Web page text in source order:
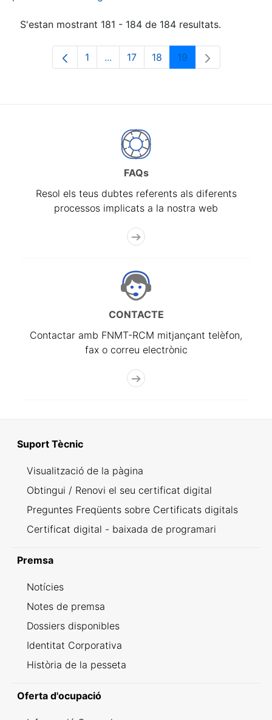
S'estan mostrant 181 - 184 de 184 resultats.
Pàgina
1 ...Pàgines intermèdies Utilitzeu TAB
Pàgina
17 Pàgina
18 Pàgina
19
FAQs
Resol els teus dubtes referents als diferents
processos implicats a la nostra web
CONTACTE
Contactar amb FNMT-RCM mitjançant telèfon,
fax o correu electrònic
Suport Tècnic
Visualització de la pàgina
Obtingui / Renovi el seu certificat digital
Preguntes Freqüents sobre Certificats digitals
Certificat digital - baixada de programari
Premsa
Notícies
Notes de premsa
Dossiers disponibles
Identitat Corporativa
Història de la pesseta
Oferta d'ocupació